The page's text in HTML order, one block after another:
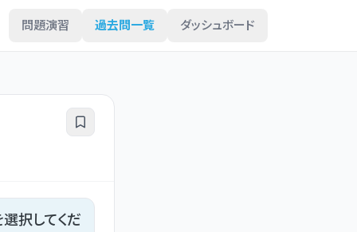
問題演習 過去問一覧 ダッシュボード
択してくだ